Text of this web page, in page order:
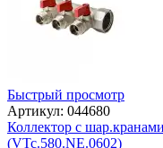
Быстрый просмотр
Артикул: 044680
Коллектор с
(VTc.580.NE.0602)